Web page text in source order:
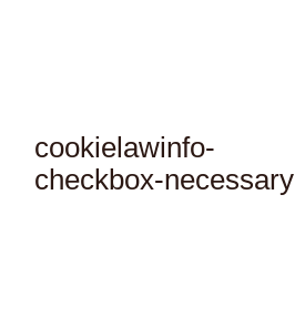
cookielawinfo-
checkbox-necessary